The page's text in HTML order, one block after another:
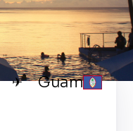
✈ Guam